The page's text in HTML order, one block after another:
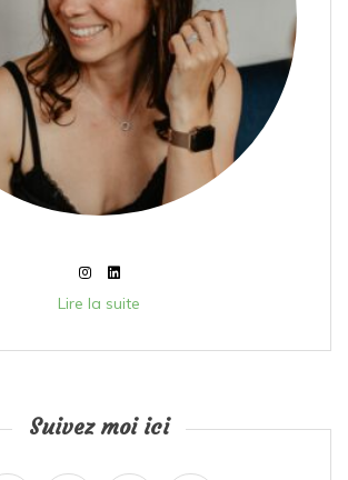
Lire la suite
Suivez moi ici